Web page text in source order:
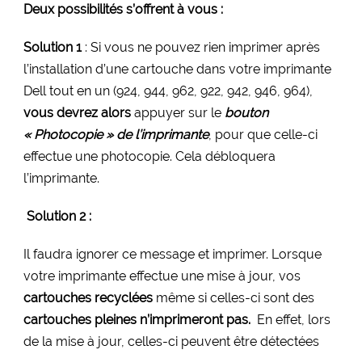
Deux possibilités s’offrent à vous :
Solution 1: Si vous ne pouvez rien imprimer après
l’installation d’une cartouche dans votre imprimante
Dell tout en un (924, 944, 962, 922, 942, 946, 964),
vous devrez alors appuyer sur le bouton
« Photocopie » de l’imprimante, pour que celle-ci
effectue une photocopie. Cela débloquera
l’imprimante.
Solution 2 :
Il faudra ignorer ce message et imprimer. Lorsque
votre imprimante effectue une mise à jour, vos
cartouches recyclées même si celles-ci sont des
cartouches pleines n’imprimeront pas. En effet, lors
de la mise à jour, celles-ci peuvent être détectées